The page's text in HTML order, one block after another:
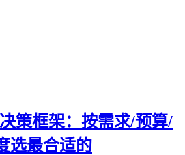
策框架：按需求/预算/
选最合适的